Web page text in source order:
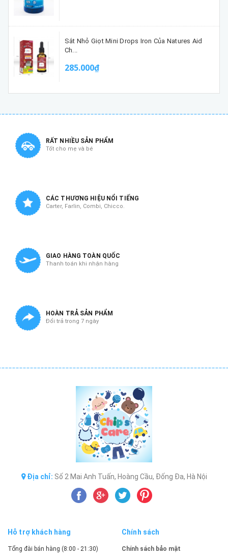
Sắt Nhỏ Giọt Mini Drops Iron Của Natures Aid
Ch...
285.000₫
RẤT NHIỀU SẢN PHẨM
Tốt cho mẹ và bé
CÁC THƯƠNG HIỆU NỔI TIẾNG
Carter, Farlin, Combi, Chicco.
GIAO HÀNG TOÀN QUỐC
Thanh toán khi nhận hàng
HOÀN TRẢ SẢN PHẨM
Đổi trả trong 7 ngày
Địa chỉ: Số 2 Mai Anh Tuấn, Hoàng Cầu, Đống Đa, Hà Nội
Hỗ trợ khách hàng
Tổng đài bán hàng (8:00 - 21:30)
Chính sách
Chính sách bảo mật